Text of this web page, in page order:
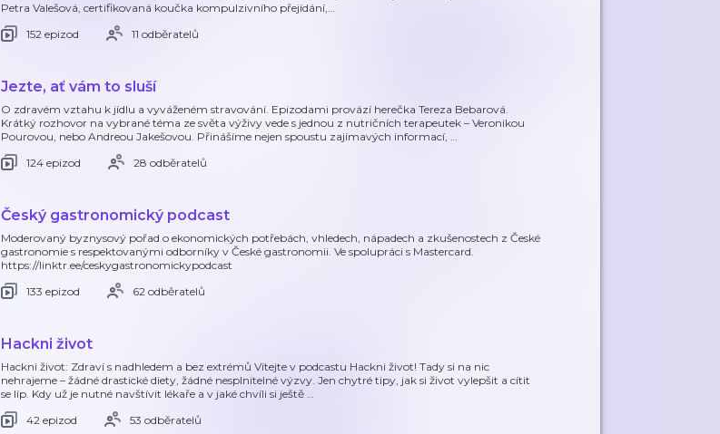
Petra Valešová, certifikovaná koučka kompulzivního přejídání,…
152 epizod
11 odběratelů
Jezte, ať vám to sluší
O zdravém vztahu k jídlu a vyváženém stravování. Epizodami provází herečka Tereza Bebarová.
Krátký rozhovor na vybrané téma ze světa výživy vede s jednou z nutričních terapeutek – Veronikou
Pourovou, nebo Andreou Jakešovou. Přinášíme nejen spoustu zajímavých informací, …
124 epizod
28 odběratelů
Český gastronomický podcast
Moderovaný byznysový pořad o ekonomických potřebách, vhledech, nápadech a zkušenostech z České
gastronomie s respektovanými odborníky v České gastronomii. Ve spolupráci s Mastercard.
https://linktr.ee/ceskygastronomickypodcast
133 epizod
62 odběratelů
Hackni život
Hackni život: Zdraví s nadhledem a bez extrémů Vítejte v podcastu Hackni život! Tady si na nic
nehrajeme – žádné drastické diety, žádné nesplnitelné výzvy. Jen chytré tipy, jak si život vylepšit a cítit
se líp. Kdy už je nutné navštívit lékaře a v jaké chvíli si ještě …
42 epizod
53 odběratelů